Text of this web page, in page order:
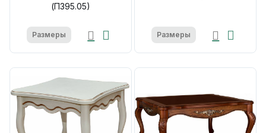
(П395.05)
Размеры Размеры